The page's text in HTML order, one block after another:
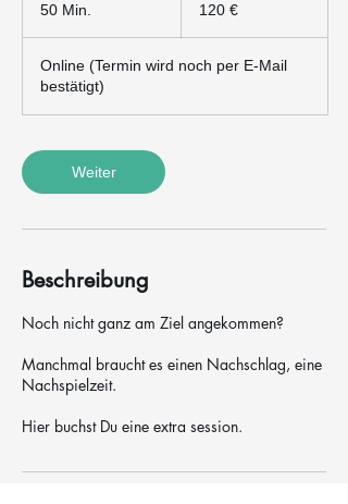
50 Min.
i
n
.
120 €
Online (Termin wird noch per E-Mail
bestätigt)
Weiter
Beschreibung
Noch nicht ganz am Ziel angekommen?
Manchmal braucht es einen Nachschlag, eine
Nachspielzeit.
Hier buchst Du eine extra session.